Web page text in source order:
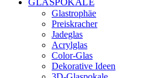
Glastrophäe
Preiskracher
Jadeglas
Acrylglas
Color-Glas
Dekorative Ideen